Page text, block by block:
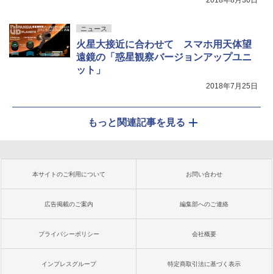
ニュース
火星大接近に合わせて スマホ用天体望
遠鏡の「惑星観察バージョンアップユニ
ット」
2018年7月25日
もっと関連記事を見る
本サイトのご利用について お問い合わせ
広告掲載のご案内 編集部へのご連絡
プライバシーポリシー 会社概要
インプレスグループ 特定商取引法に基づく表示